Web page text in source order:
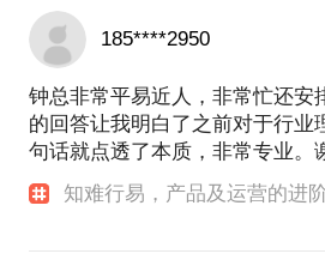
185****2950
钟总非常平易近人，非常忙还安
的回答让我明白了之前对于行业
句话就点透了本质，非常专业。
知难行易，产品及运营的进